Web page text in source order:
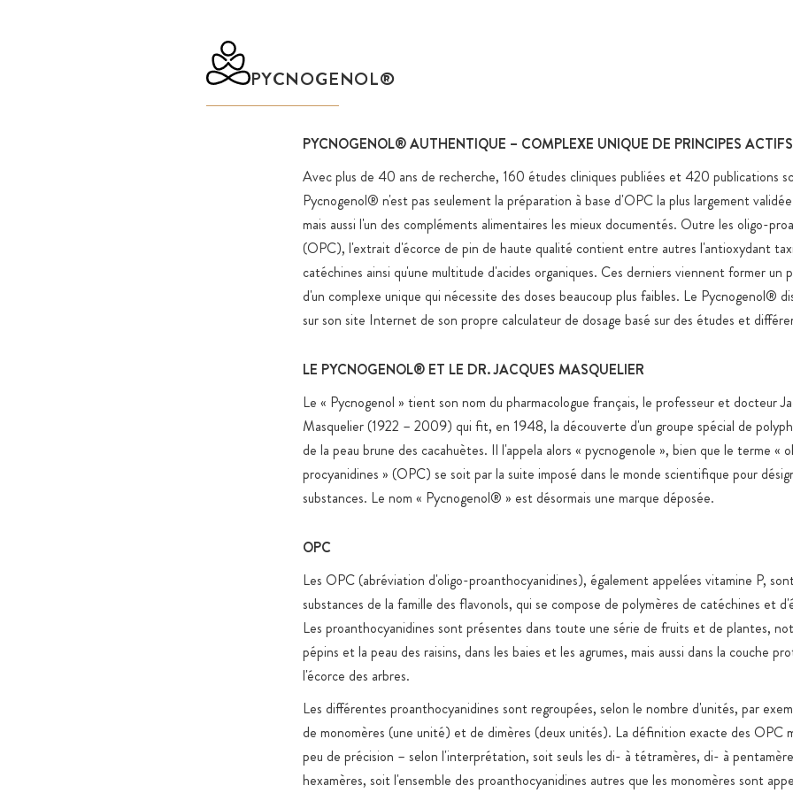
Stockage
spécifiques
Expédition
produits
Tous les
artificiels,
Sucre
PYCNOGENOL®
PYCNOGENOL® AUTHENTIQUE – COMPLEXE UNIQUE DE PRINCIPES ACTIFS
Avec plus de 40 ans de recherche, 160 études cliniques publiées et 420 publications
Pycnogenol® n'est pas seulement la préparation à base d'OPC la plus largement
mais aussi l'un des compléments alimentaires les mieux documentés. Outre les oligo-
(OPC), l'extrait d'écorce de pin de haute qualité contient entre autres l'antioxydant
catéchines ainsi qu'une multitude d'acides organiques. Ces derniers viennent former un
d'un complexe unique qui nécessite des doses beaucoup plus faibles. Le Pycnogenol®
sur son site Internet de son propre calculateur de dosage basé sur des études et
LE PYCNOGENOL® ET LE DR. JACQUES MASQUELIER
Le « Pycnogenol » tient son nom du pharmacologue français, le professeur et docteur
Masquelier (1922 – 2009) qui fit, en 1948, la découverte d'un groupe spécial de
de la peau brune des cacahuètes. Il l'appela alors « pycnogenole », bien que le terme «
procyanidines » (OPC) se soit par la suite imposé dans le monde scientifique pour
substances. Le nom « Pycnogenol® » est désormais une marque déposée.
OPC
Les OPC (abréviation d'oligo-proanthocyanidines), également appelées vitamine P,
substances de la famille des flavonols, qui se compose de polymères de catéchines et
Les proanthocyanidines sont présentes dans toute une série de fruits et de plantes,
pépins et la peau des raisins, dans les baies et les agrumes, mais aussi dans la couche
l'écorce des arbres.
Les différentes proanthocyanidines sont regroupées, selon le nombre d'unités, par
de monomères (une unité) et de dimères (deux unités). La définition exacte des OPC
peu de précision – selon l'interprétation, soit seuls les di- à tétramères, di- à
hexamères, soit l'ensemble des proanthocyanidines autres que les monomères sont